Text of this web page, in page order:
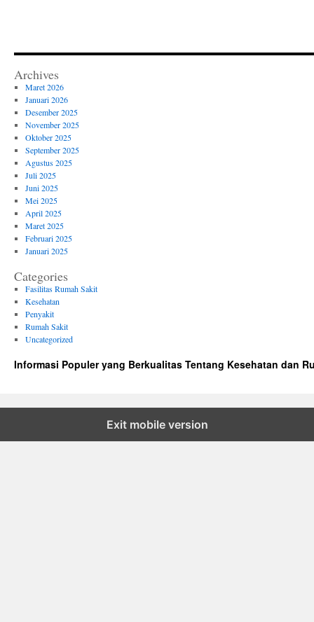
Archives
Maret 2026
Januari 2026
Desember 2025
November 2025
Oktober 2025
September 2025
Agustus 2025
Juli 2025
Juni 2025
Mei 2025
April 2025
Maret 2025
Februari 2025
Januari 2025
Categories
Fasilitas Rumah Sakit
Kesehatan
Penyakit
Rumah Sakit
Uncategorized
Informasi Populer yang Berkualitas Tentang Kesehatan dan
Exit mobile version